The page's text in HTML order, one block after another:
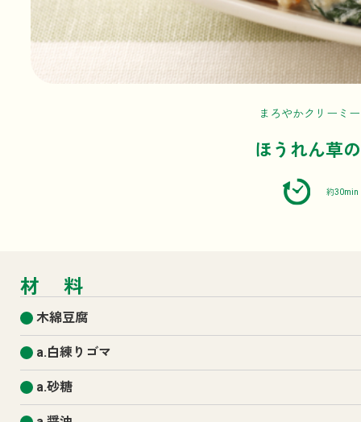
まろやかクリーミ
ほうれん草
約30min
材料
木綿豆腐
a.白練りゴマ
a.砂糖